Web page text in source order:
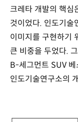
크레타 개발의 핵심
것이었다. 인도기술
이미지를 구현하기
큰 비중을 두었다.
B-세그먼트 SUV
인도기술연구소의